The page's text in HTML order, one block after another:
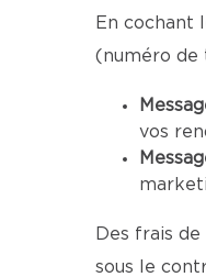
En cochant
(numéro de
vos
Des frais
sous le